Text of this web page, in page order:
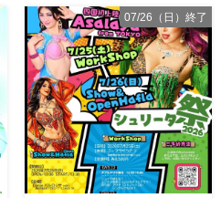
2026/11/29(日)Tixiさん初来
岡！The Golden Night
Okayama vol.4 本日8/1よりお
申し込みスタートです
【
Show 】 Guest DancerTixi
[…]
07/26（日）終了